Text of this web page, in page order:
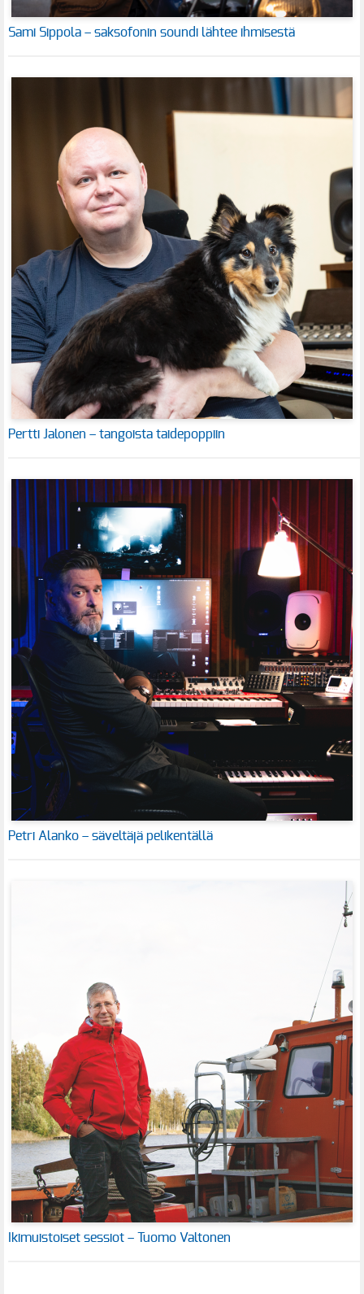
Sami Sippola – saksofonin soundi lähtee ihmisestä
Pertti Jalonen – tangoista taidepoppiin
Petri Alanko – säveltäjä pelikentällä
Ikimuistoiset sessiot – Tuomo Valtonen